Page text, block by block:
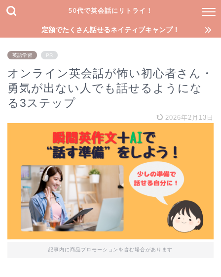
50代で英会話にリトライ！
定額でたくさん話せるネイティブキャンプ！
英語学習 PR
オンライン英会話が怖い初心者さん・
勇気が出ない人でも話せるようにな
る3ステップ
2026年2月13日
記事内に商品プロモーションを含む場合があります